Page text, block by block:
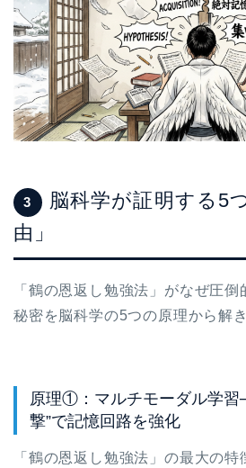
3
脳科学が証明する5
由」
「鶴の恩返し勉強法」がなぜ圧
秘密を脳科学の5つの原理から解
原理①：マルチモーダル学習
撃”で記憶回路を強化
「鶴の恩返し勉強法」の最大の特